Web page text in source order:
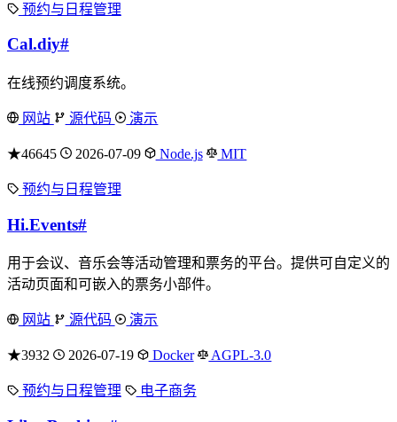
预约与日程管理
Cal.diy#
在线预约调度系统。
网站 源代码 演示
★46645 2026-07-09 Node.js MIT
预约与日程管理
Hi.Events#
用于会议、音乐会等活动管理和票务的平台。提供可自定义的
活动页面和可嵌入的票务小部件。
网站 源代码 演示
★3932 2026-07-19 Docker AGPL-3.0
预约与日程管理 电子商务